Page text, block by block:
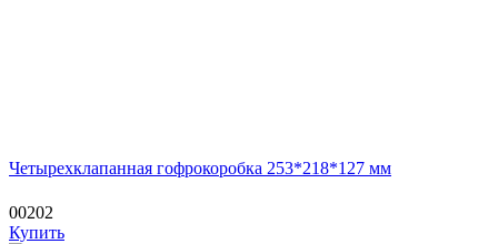
Четырехклапанная гофрокоробка 253*218*127 мм
00202
Купить